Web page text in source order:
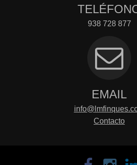
938 728 877
EMAIL
Contacto